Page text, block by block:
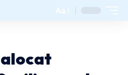
Aa
alocat